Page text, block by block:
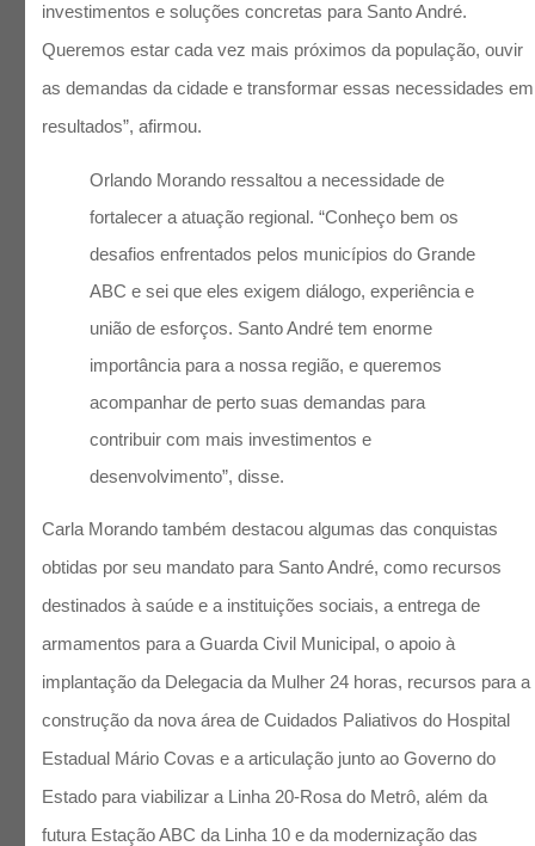
investimentos e soluções concretas para Santo André.
Queremos estar cada vez mais próximos da população, ouvir
as demandas da cidade e transformar essas necessidades em
resultados”, afirmou.
Orlando Morando ressaltou a necessidade de
fortalecer a atuação regional. “Conheço bem os
desafios enfrentados pelos municípios do Grande
ABC e sei que eles exigem diálogo, experiência e
união de esforços. Santo André tem enorme
importância para a nossa região, e queremos
acompanhar de perto suas demandas para
contribuir com mais investimentos e
desenvolvimento”, disse.
Carla Morando também destacou algumas das conquistas
obtidas por seu mandato para Santo André, como recursos
destinados à saúde e a instituições sociais, a entrega de
armamentos para a Guarda Civil Municipal, o apoio à
implantação da Delegacia da Mulher 24 horas, recursos para a
construção da nova área de Cuidados Paliativos do Hospital
Estadual Mário Covas e a articulação junto ao Governo do
Estado para viabilizar a Linha 20-Rosa do Metrô, além da
futura Estação ABC da Linha 10 e da modernização das